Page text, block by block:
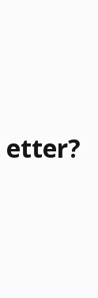
etter?